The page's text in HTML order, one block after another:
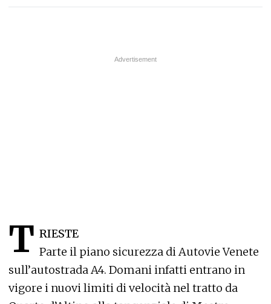
T RIESTE
Parte il piano sicurezza di Autovie Venete
sull’autostrada A4. Domani infatti entrano in
vigore i nuovi limiti di velocità nel tratto da